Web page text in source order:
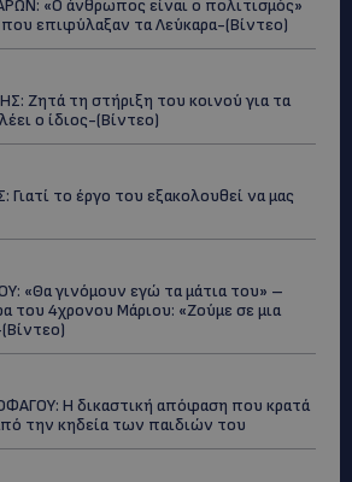
«Ο άνθρωπος είναι ο πολιτισμός»
επιφύλαξαν τα Λεύκαρα-(Βίντεο)
Ζητά τη στήριξη του κοινού για τα
ο ίδιος-(Βίντεο)
το έργο του εξακολουθεί να μας
«Θα γινόμουν εγώ τα μάτια του» –
του 4χρονου Μάριου: «Ζούμε σε μια
Η δικαστική απόφαση που κρατά
την κηδεία των παιδιών του